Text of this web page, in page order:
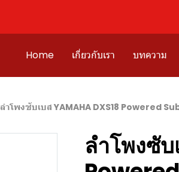
Home เกี่ยวกับเรา บทความ
ลำโพงซับเบส YAMAHA DXS18 Powered
ลำโพงซับ